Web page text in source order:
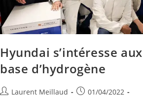
Hyundai s’intéresse
base d’hydrogène
Laurent Meillaud
01/04/2022